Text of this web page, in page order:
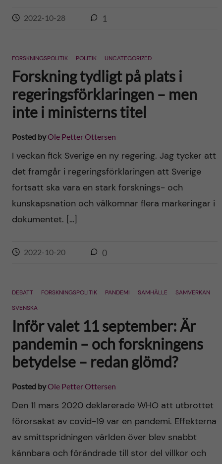
2022-10-28 1
FORSKNINGSPOLITIK POLITIK UNCATEGORIZED
Forskning tydligt på plats i
regeringsförklaringen – men
inte i ministerns titel
Posted byOle Petter Ottersen
I veckan fick Sverige en ny regering. Jag tycker att
det framgår i regeringsförklaringen att Sverige
fortsatt ska vara en stark forsknings- och
kunskapsnation och välkomnar flera markeringar i
dokumentet. […]
2022-10-20 0
DEBATT FORSKNINGSPOLITIK PANDEMI SAMHÄLLE
SAMVERKAN
SVENSKA
Inför valet 11 september: Är
pandemin – och forskningens
betydelse – redan glömd?
Posted byOle Petter Ottersen
Den 11 mars 2020 deklarerade WHO att utbrottet
förorsakat av covid-19 var en pandemi. Effekterna
av smittspridningen världen över blev snabbt
kännbara och förändrade till stor del villkor och